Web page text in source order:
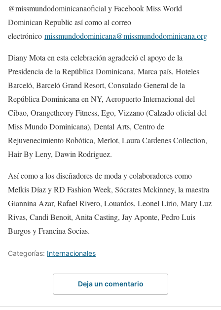
@missmundodominicanaoficial y Facebook Miss World
Dominican Republic así como al correo
electrónico missmundodominicana@missmundodominicana.org
Diany Mota en esta celebración agradeció el apoyo de la
Presidencia de la República Dominicana, Marca país, Hoteles
Barceló, Barceló Grand Resort, Consulado General de la
República Dominicana en NY, Aeropuerto Internacional del
Cibao, Orangetheory Fitness, Ego, Vizzano (Calzado oficial del
Miss Mundo Dominicana), Dental Arts, Centro de
Rejuvenecimiento Robótica, Merlot, Laura Cardenes Collection,
Hair By Leny, Dawin Rodriguez.
Así como a los diseñadores de moda y colaboradores como
Melkis Díaz y RD Fashion Week, Sócrates Mckinney, la maestra
Giannina Azar, Rafael Rivero, Louardos, Leonel Lirio, Mary Luz
Rivas, Candi Benoit, Anita Casting, Jay Aponte, Pedro Luis
Burgos y Francina Socias.
Categorías: Internacionales
Deja un comentario